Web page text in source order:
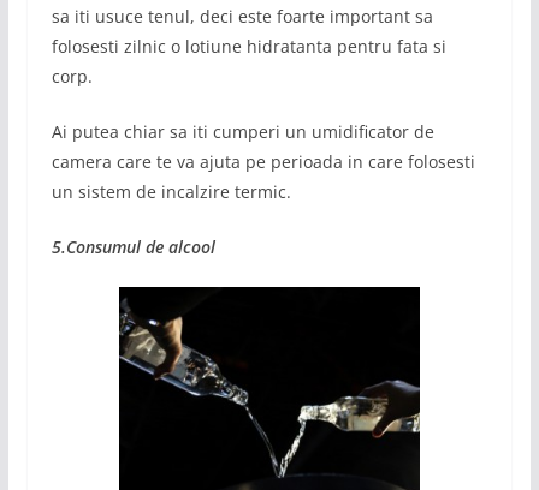
sa iti usuce tenul, deci este foarte important sa
folosesti zilnic o lotiune hidratanta pentru fata si
corp.
Ai putea chiar sa iti cumperi un umidificator de
camera care te va ajuta pe perioada in care folosesti
un sistem de incalzire termic.
5.Consumul de alcool